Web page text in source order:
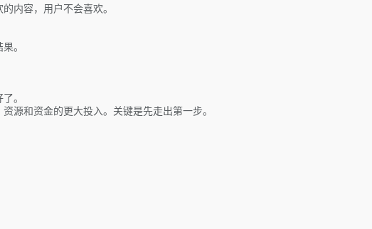
内容，用户不会喜欢。
。
。
源和资金的更大投入。关键是先走出第一步。